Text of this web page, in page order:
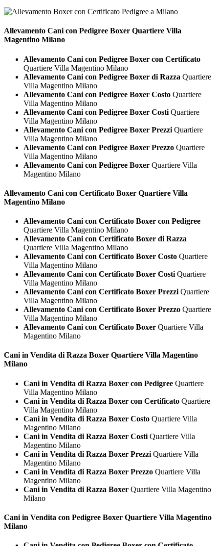
Allevamento Cani con Pedigree Boxer Quartiere Villa
Magentino Milano
Allevamento Cani con Pedigree Boxer con Certificato
Quartiere Villa Magentino Milano
Allevamento Cani con Pedigree Boxer di Razza Quartiere
Villa Magentino Milano
Allevamento Cani con Pedigree Boxer Costo Quartiere
Villa Magentino Milano
Allevamento Cani con Pedigree Boxer Costi Quartiere
Villa Magentino Milano
Allevamento Cani con Pedigree Boxer Prezzi Quartiere
Villa Magentino Milano
Allevamento Cani con Pedigree Boxer Prezzo Quartiere
Villa Magentino Milano
Allevamento Cani con Pedigree Boxer Quartiere Villa
Magentino Milano
Allevamento Cani con Certificato Boxer Quartiere Villa
Magentino Milano
Allevamento Cani con Certificato Boxer con Pedigree
Quartiere Villa Magentino Milano
Allevamento Cani con Certificato Boxer di Razza
Quartiere Villa Magentino Milano
Allevamento Cani con Certificato Boxer Costo Quartiere
Villa Magentino Milano
Allevamento Cani con Certificato Boxer Costi Quartiere
Villa Magentino Milano
Allevamento Cani con Certificato Boxer Prezzi Quartiere
Villa Magentino Milano
Allevamento Cani con Certificato Boxer Prezzo Quartiere
Villa Magentino Milano
Allevamento Cani con Certificato Boxer Quartiere Villa
Magentino Milano
Cani in Vendita di Razza Boxer Quartiere Villa Magentino
Milano
Cani in Vendita di Razza Boxer con Pedigree Quartiere
Villa Magentino Milano
Cani in Vendita di Razza Boxer con Certificato Quartiere
Villa Magentino Milano
Cani in Vendita di Razza Boxer Costo Quartiere Villa
Magentino Milano
Cani in Vendita di Razza Boxer Costi Quartiere Villa
Magentino Milano
Cani in Vendita di Razza Boxer Prezzi Quartiere Villa
Magentino Milano
Cani in Vendita di Razza Boxer Prezzo Quartiere Villa
Magentino Milano
Cani in Vendita di Razza Boxer Quartiere Villa Magentino
Milano
Cani in Vendita con Pedigree Boxer Quartiere Villa Magentino
Milano